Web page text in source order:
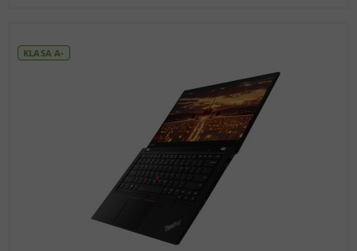
do koszyka
KLASA A-